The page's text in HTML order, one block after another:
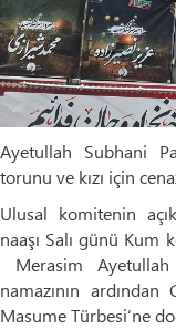
Ayetullah Subhani
torunu ve kızı için
Ulusal komitenin
naaşı Salı günü Kum
Merasim Ayetullah
namazının
Masume Türbesi’ne